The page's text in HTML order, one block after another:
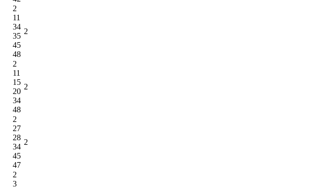
2
11
34
35
45
48
2
2
11
15
20
34
48
2
2
27
28
34
45
47
2
2
3